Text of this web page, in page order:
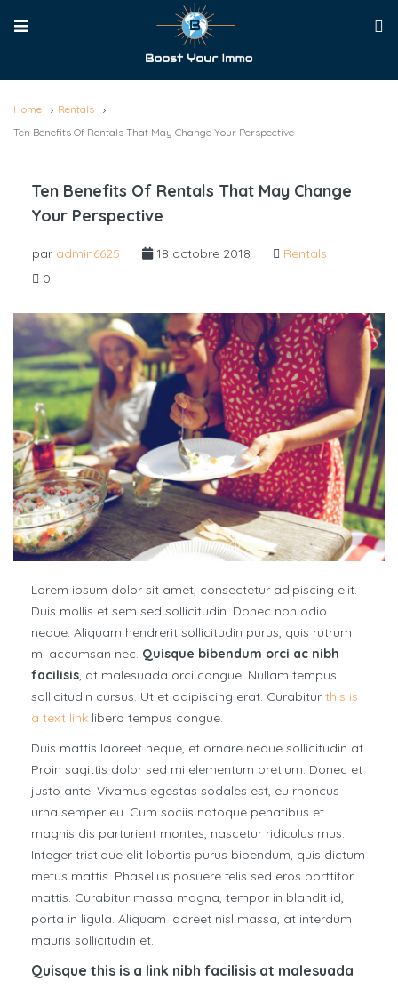
Home
Rentals
Ten Benefits Of Rentals That May Change Your Perspective
Ten Benefits Of Rentals That May Change
Your Perspective
par admin6625 18 octobre 2018
Rentals
0
Lorem ipsum dolor sit amet, consectetur adipiscing elit.
Duis mollis et sem sed sollicitudin. Donec non odio
neque. Aliquam hendrerit sollicitudin purus, quis rutrum
mi accumsan nec. Quisque bibendum orci ac nibh
facilisis, at malesuada orci congue. Nullam tempus
sollicitudin cursus. Ut et adipiscing erat. Curabitur this is
a text link libero tempus congue.
Duis mattis laoreet neque, et ornare neque sollicitudin at.
Proin sagittis dolor sed mi elementum pretium. Donec et
justo ante. Vivamus egestas sodales est, eu rhoncus
urna semper eu. Cum sociis natoque penatibus et
magnis dis parturient montes, nascetur ridiculus mus.
Integer tristique elit lobortis purus bibendum, quis dictum
metus mattis. Phasellus posuere felis sed eros porttitor
mattis. Curabitur massa magna, tempor in blandit id,
porta in ligula. Aliquam laoreet nisl massa, at interdum
mauris sollicitudin et.
Quisque this is a link nibh facilisis at malesuada